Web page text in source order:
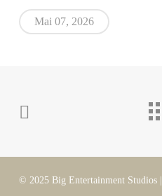
Mai 07, 2026
© 2025 Big Entertainment Studios |